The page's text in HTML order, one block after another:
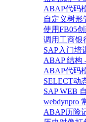
ABAP代码
自定义树形
使用FB05
调用工商银
SAP入门培
ABAP 结构
ABAP代码
SELECT动
SAP WEB
webdynpro
ABAP历险